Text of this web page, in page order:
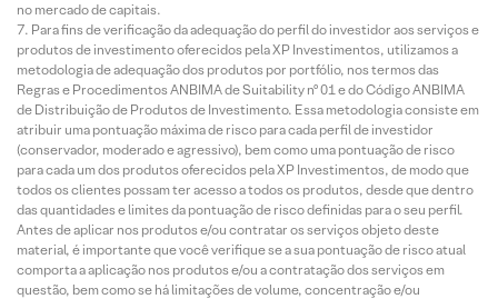
no mercado de capitais.
Para fins de verificação da adequação do perfil do investidor aos serviços e
produtos de investimento oferecidos pela XP Investimentos, utilizamos a
metodologia de adequação dos produtos por portfólio, nos termos das
Regras e Procedimentos ANBIMA de Suitability nº 01 e do Código ANBIMA
de Distribuição de Produtos de Investimento. Essa metodologia consiste em
atribuir uma pontuação máxima de risco para cada perfil de investidor
(conservador, moderado e agressivo), bem como uma pontuação de risco
para cada um dos produtos oferecidos pela XP Investimentos, de modo que
todos os clientes possam ter acesso a todos os produtos, desde que dentro
das quantidades e limites da pontuação de risco definidas para o seu perfil.
Antes de aplicar nos produtos e/ou contratar os serviços objeto deste
material, é importante que você verifique se a sua pontuação de risco atual
comporta a aplicação nos produtos e/ou a contratação dos serviços em
questão, bem como se há limitações de volume, concentração e/ou